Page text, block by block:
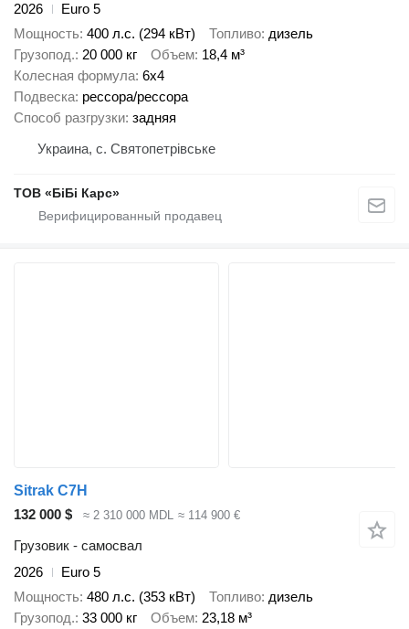
2026
Euro 5
Мощность 400 л.с. (294 кВт) Топливо дизель
Грузопод. 20 000 кг Объем 18,4 м³
Колесная формула 6x4
Подвеска рессора/рессора
Способ разгрузки задняя
Украина, с. Святопетрівське
ТОВ «БіБі Карс»
Sitrak C7H
132 000 $
≈ 2 310 000 MDL ≈ 114 900 €
Грузовик - самосвал
2026
Euro 5
Мощность 480 л.с. (353 кВт) Топливо дизель
Грузопод. 33 000 кг Объем 23,18 м³